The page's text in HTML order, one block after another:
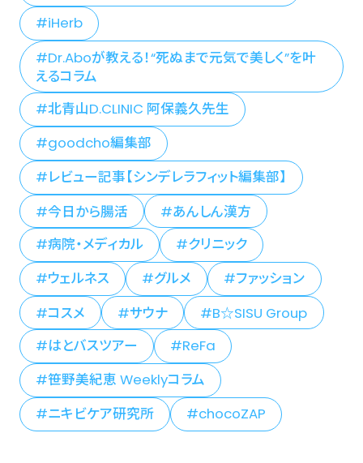
iHerb
Dr.Aboが教える！“死ぬまで元気で美しく”を叶
えるコラム
北青山D.CLINIC 阿保義久先生
goodcho編集部
レビュー記事【シンデレラフィット編集部】
今日から腸活
あんしん漢方
病院・メディカル
クリニック
ウェルネス
グルメ
ファッション
コスメ
サウナ
B☆SISU Group
はとバスツアー
ReFa
笹野美紀恵 Weeklyコラム
ニキビケア研究所
chocoZAP